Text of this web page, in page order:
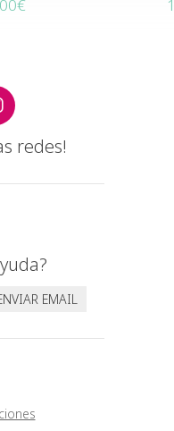
redes!
EMAIL